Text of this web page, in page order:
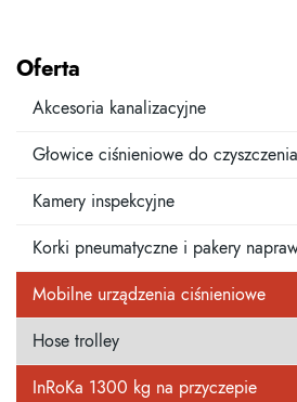
Oferta
Akcesoria kanalizacyjne
Głowice ciśnieniowe do
Kamery inspekcyjne
Korki pneumatyczne i pakery
Mobilne urządzenia ciśnieniowe
Hose trolley
InRoKa 1300 kg na przyczepie